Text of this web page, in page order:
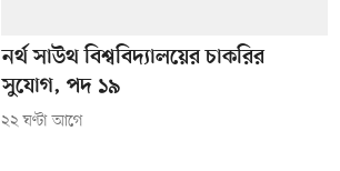
নর্থ সাউথ বিশ্ববিদ্যালয়ের চাকরির
সুযোগ, পদ ১৯
২২ ঘণ্টা আগে